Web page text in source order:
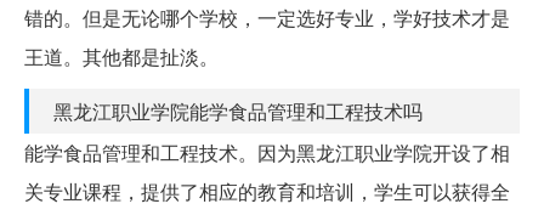
错的。但是无论哪个学校，一定选好专业，学好技术才是
王道。其他都是扯淡。
黑龙江职业学院能学食品管理和工程技术吗
能学食品管理和工程技术。因为黑龙江职业学院开设了相
关专业课程，提供了相应的教育和培训，学生可以获得全